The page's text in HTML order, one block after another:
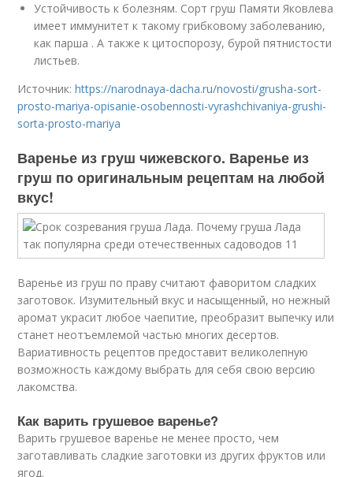
Устойчивость к болезням. Сорт груш Памяти Яковлева
имеет иммунитет к такому грибковому заболеванию,
как парша . А также к цитоспорозу, бурой пятнистости
листьев.
Источник:https://narodnaya-dacha.ru/novosti/grusha-sort-
prosto-mariya-opisanie-osobennosti-vyrashchivaniya-grushi-
sorta-prosto-mariya
Варенье из груш чижевского. Варенье из
груш по оригинальным рецептам на любой
вкус!
Варенье из груш по праву считают фаворитом сладких
заготовок. Изумительный вкус и насыщенный, но нежный
аромат украсит любое чаепитие, преобразит выпечку или
станет неотъемлемой частью многих десертов.
Вариативность рецептов предоставит великолепную
возможность каждому выбрать для себя свою версию
лакомства.
Как варить грушевое варенье?
Варить грушевое варенье не менее просто, чем
заготавливать сладкие заготовки из других фруктов или
ягод.